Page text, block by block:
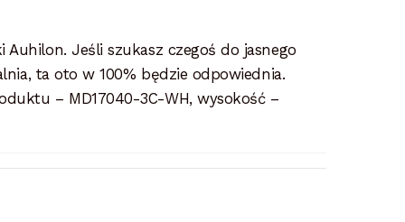
Jeśli szukasz czegoś do jasnego
ta oto w 100% będzie odpowiednia.
– MD17040-3C-WH, wysokość –